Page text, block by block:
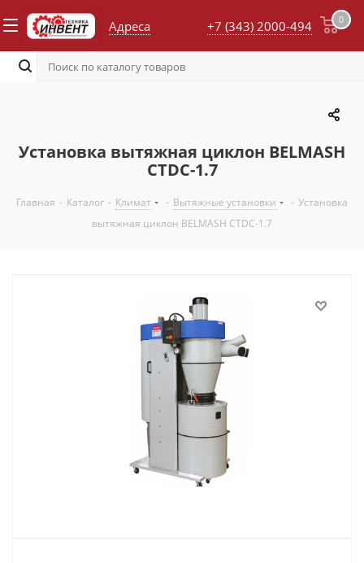
Адреса 0
+7 (343) 2000-494
Установка вытяжная циклон BELMASH
CTDC-1.7
Главная - Каталог - Климат - Вытяжные установки - Установка
вытяжная циклон BELMASH CTDC-1.7